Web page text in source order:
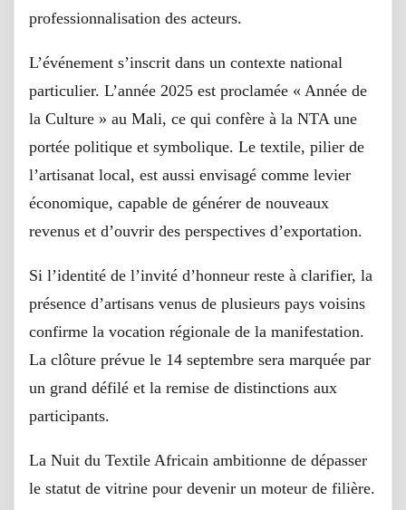
professionnalisation des acteurs.
L’événement s’inscrit dans un contexte national
particulier. L’année 2025 est proclamée « Année de
la Culture » au Mali, ce qui confère à la NTA une
portée politique et symbolique. Le textile, pilier de
l’artisanat local, est aussi envisagé comme levier
économique, capable de générer de nouveaux
revenus et d’ouvrir des perspectives d’exportation.
Si l’identité de l’invité d’honneur reste à clarifier, la
présence d’artisans venus de plusieurs pays voisins
confirme la vocation régionale de la manifestation.
La clôture prévue le 14 septembre sera marquée par
un grand défilé et la remise de distinctions aux
participants.
La Nuit du Textile Africain ambitionne de dépasser
le statut de vitrine pour devenir un moteur de filière.